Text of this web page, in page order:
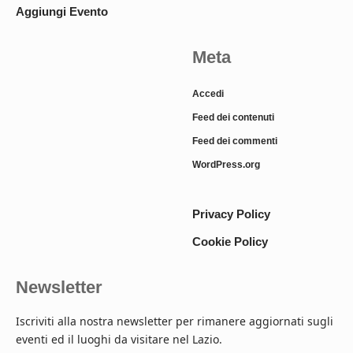
Aggiungi Evento
Meta
Accedi
Feed dei contenuti
Feed dei commenti
WordPress.org
Privacy Policy
Cookie Policy
Newsletter
Iscriviti alla nostra newsletter per rimanere aggiornati sugli
eventi ed il luoghi da visitare nel Lazio.